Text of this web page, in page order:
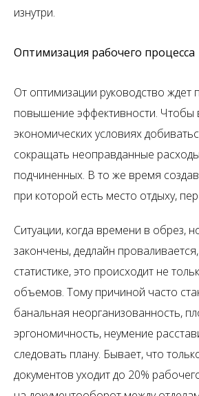
изнутри.
Оптимизация рабочего процесса
От оптимизации руководство ждет
повышение эффективности. Чтобы
экономических условиях
сокращать неоправданные
подчиненных. В то же время
при которой есть место отдыху,
Ситуации, когда времени в обрез,
закончены, дедлайн
статистике, это происходит не
объемов. Тому причиной часто
банальная неорганизованность,
эргономичность, неумение
следовать плану. Бывает, что
документов уходит до 20%